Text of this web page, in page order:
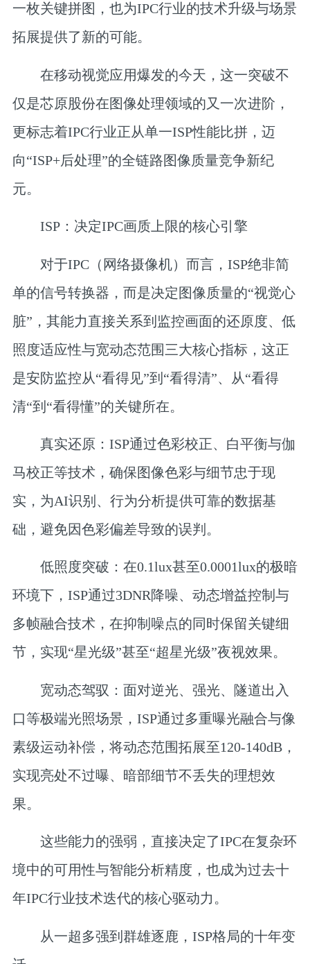
一枚关键拼图，也为IPC行业的技术升级与场景
拓展提供了新的可能。
在移动视觉应用爆发的今天，这一突破不
仅是芯原股份在图像处理领域的又一次进阶，
更标志着IPC行业正从单一ISP性能比拼，迈
向“ISP+后处理”的全链路图像质量竞争新纪
元。
ISP： 决定IPC画质上限的核心引擎
对于IPC（网络摄像机）而言，ISP绝非简
单的信号转换器，而是决定图像质量的“视觉心
脏”，其能力直接关系到监控画面的还原度、低
照度适应性与宽动态范围三大核心指标，这正
是安防监控从“看得见”到“看得清”、从“看得
清“到“看得懂”的关键所在。
真实还原： ISP通过色彩校正、白平衡与伽
马校正等技术，确保图像色彩与细节忠于现
实，为AI识别、行为分析提供可靠的数据基
础，避免因色彩偏差导致的误判。
低照度突破： 在0.1lux甚至0.0001lux的极暗
环境下，ISP通过3DNR降噪、动态增益控制与
多帧融合技术，在抑制噪点的同时保留关键细
节，实现“星光级”甚至“超星光级”夜视效果。
宽动态驾驭： 面对逆光、强光、隧道出入
口等极端光照场景，ISP通过多重曝光融合与像
素级运动补偿，将动态范围拓展至120-140dB，
实现亮处不过曝、暗部细节不丢失的理想效
果。
这些能力的强弱，直接决定了IPC在复杂环
境中的可用性与智能分析精度，也成为过去十
年IPC行业技术迭代的核心驱动力。
从一超多强到群雄逐鹿， ISP格局的十年变